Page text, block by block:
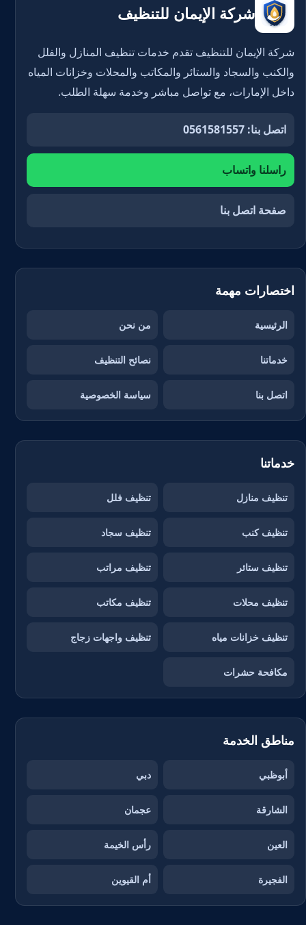
شركة الإيمان للتنظيف
شركة الإيمان للتنظيف تقدم خدمات تنظيف المنازل والفلل
والكنب والسجاد والستائر والمكاتب والمحلات وخزانات المياه
داخل الإمارات، مع تواصل مباشر وخدمة سهلة الطلب.
اتصل بنا: 0561581557
راسلنا واتساب
صفحة اتصل بنا
اختصارات مهمة
الرئيسية من نحن
خدماتنا نصائح التنظيف
اتصل بنا سياسة الخصوصية
خدماتنا
تنظيف منازل تنظيف فلل
تنظيف كنب تنظيف سجاد
تنظيف ستائر تنظيف مراتب
تنظيف محلات تنظيف مكاتب
تنظيف خزانات مياه تنظيف واجهات زجاج
مكافحة حشرات
مناطق الخدمة
أبوظبي دبي
الشارقة عجمان
العين رأس الخيمة
الفجيرة أم القيوين